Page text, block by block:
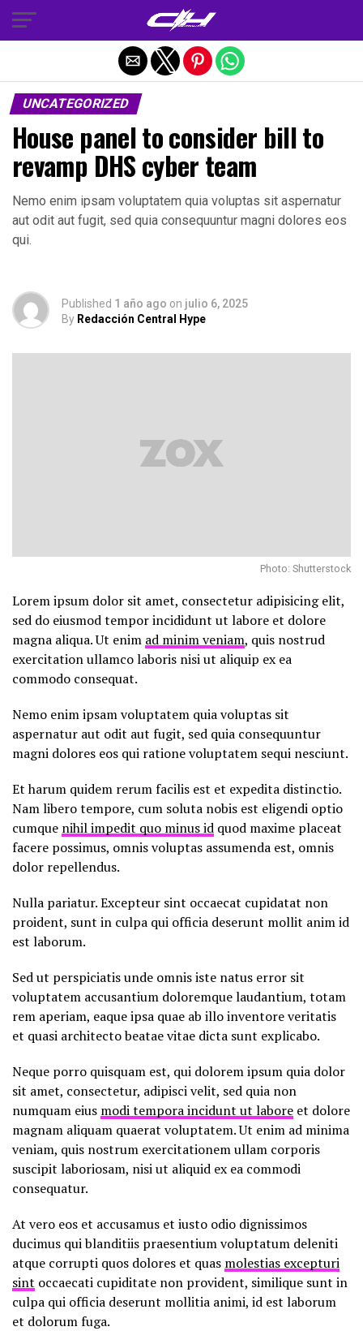
UNCATEGORIZED
House panel to consider bill to
revamp DHS cyber team
Nemo enim ipsam voluptatem quia voluptas sit aspernatur
aut odit aut fugit, sed quia consequuntur magni dolores eos
qui.
Published 1 año ago on julio 6, 2025
By Redacción Central Hype
Photo: Shutterstock
Lorem ipsum dolor sit amet, consectetur adipisicing elit,
sed do eiusmod tempor incididunt ut labore et dolore
magna aliqua. Ut enim ad minim veniam, quis nostrud
exercitation ullamco laboris nisi ut aliquip ex ea
commodo consequat.
Nemo enim ipsam voluptatem quia voluptas sit
aspernatur aut odit aut fugit, sed quia consequuntur
magni dolores eos qui ratione voluptatem sequi nesciunt.
Et harum quidem rerum facilis est et expedita distinctio.
Nam libero tempore, cum soluta nobis est eligendi optio
cumque nihil impedit quo minus id quod maxime placeat
facere possimus, omnis voluptas assumenda est, omnis
dolor repellendus.
Nulla pariatur. Excepteur sint occaecat cupidatat non
proident, sunt in culpa qui officia deserunt mollit anim id
est laborum.
Sed ut perspiciatis unde omnis iste natus error sit
voluptatem accusantium doloremque laudantium, totam
rem aperiam, eaque ipsa quae ab illo inventore veritatis
et quasi architecto beatae vitae dicta sunt explicabo.
Neque porro quisquam est, qui dolorem ipsum quia dolor
sit amet, consectetur, adipisci velit, sed quia non
numquam eius modi tempora incidunt ut labore et dolore
magnam aliquam quaerat voluptatem. Ut enim ad minima
veniam, quis nostrum exercitationem ullam corporis
suscipit laboriosam, nisi ut aliquid ex ea commodi
consequatur.
At vero eos et accusamus et iusto odio dignissimos
ducimus qui blanditiis praesentium voluptatum deleniti
atque corrupti quos dolores et quas molestias excepturi
sint occaecati cupiditate non provident, similique sunt in
culpa qui officia deserunt mollitia animi, id est laborum
et dolorum fuga.
Salir de la versión móvil